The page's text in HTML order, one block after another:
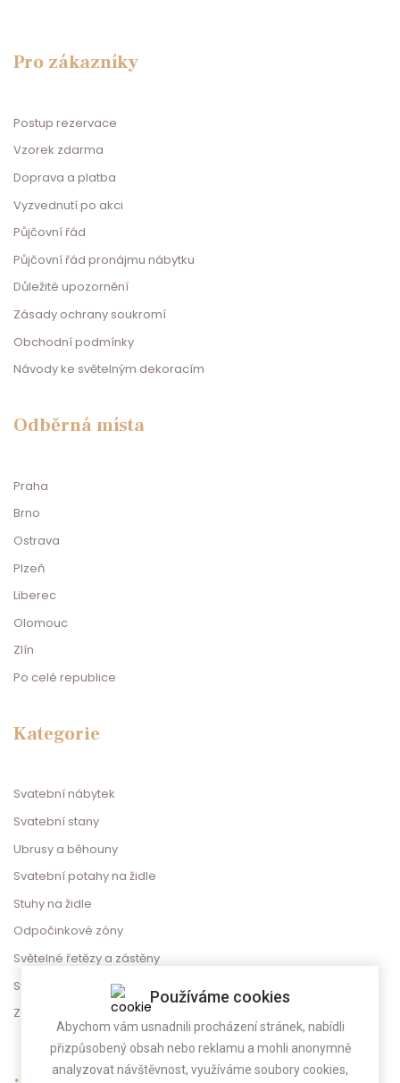
Pro zákazníky
Postup rezervace
Vzorek zdarma
Doprava a platba
Vyzvednutí po akci
Půjčovní řád
Půjčovní řád pronájmu nábytku
Důležité upozornění
Zásady ochrany soukromí
Obchodní podmínky
Návody ke světelným dekoracím
Odběrná místa
Praha
Brno
Ostrava
Plzeň
Liberec
Olomouc
Zlín
Po celé republice
Kategorie
Svatební nábytek
Svatební stany
Ubrusy a běhouny
Svatební potahy na židle
Stuhy na židle
Odpočinkové zóny
Světelné řetězy a zástěny
Svatební dekorace
Zábava na svatbu
Používáme cookies
Abychom vám usnadnili procházení stránek, nabídli
přizpůsobený obsah nebo reklamu a mohli anonymně
analyzovat návštěvnost, využíváme soubory cookies,